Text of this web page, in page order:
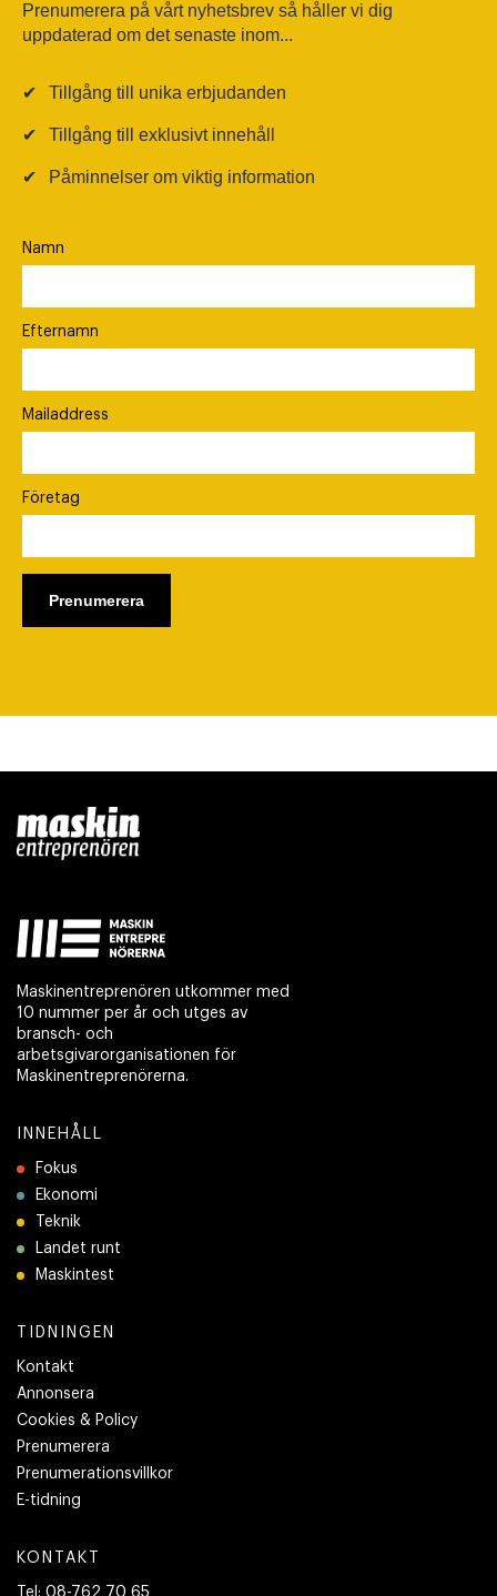
Prenumerera på vårt nyhetsbrev så håller vi dig
uppdaterad om det senaste inom...
✔ Tillgång till unika erbjudanden
✔ Tillgång till exklusivt innehåll
✔ Påminnelser om viktig information
Namn
Efternamn
Mailaddress
Företag
Maskinentreprenören utkommer med
10 nummer per år och utges av
bransch- och
arbetsgivarorganisationen för
Maskinentreprenörerna.
INNEHÅLL
Fokus
Ekonomi
Teknik
Landet runt
Maskintest
TIDNINGEN
Kontakt
Annonsera
Cookies & Policy
Prenumerera
Prenumerationsvillkor
E-tidning
KONTAKT